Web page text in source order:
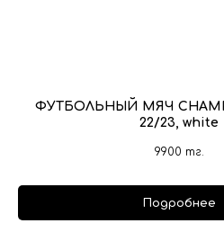
ФУТБОЛЬНЫЙ МЯЧ
22/23, white
9900 тг.
Подробнее